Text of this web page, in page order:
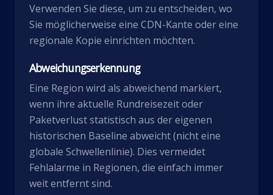
Verwenden Sie diese, um zu entscheiden, wo
Sie möglicherweise eine CDN-Kante oder eine
regionale Kopie einrichten möchten.
Abweichungserkennung
Eine Region wird als abweichend markiert,
wenn ihre aktuelle Rundreisezeit oder
Paketverlust statistisch aus der eigenen
historischen Baseline abweicht (nicht eine
globale Schwellenlinie). Dies vermeidet
Fehlalarme in Regionen, die einfach immer
weit entfernt sind.